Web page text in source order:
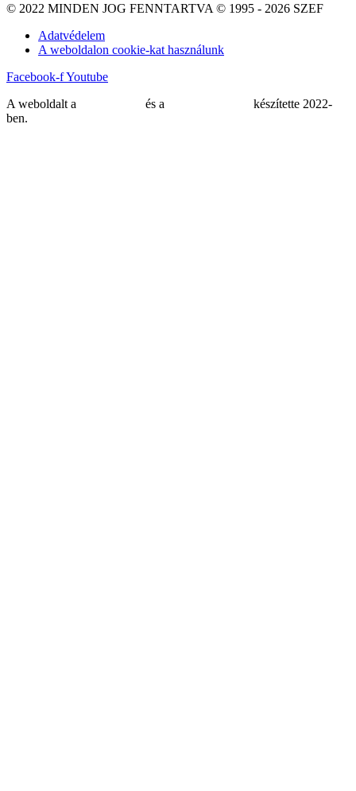
© 2022 MINDEN JOG FENNTARTVA © 1995 - 2026 SZEF
Adatvédelem
A weboldalon cookie-kat használunk
Facebook-fYoutube
A weboldalt a
és a
készítette 2022-
ben.